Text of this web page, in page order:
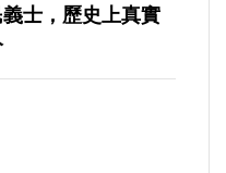
士，歷史上真實